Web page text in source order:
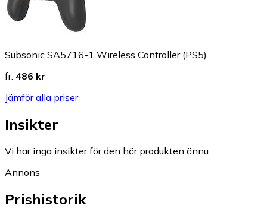
Subsonic SA5716-1 Wireless Controller (PS5)
fr. 486 kr
Jämför alla priser
Insikter
Vi har inga insikter för den här produkten ännu.
Annons
Prishistorik